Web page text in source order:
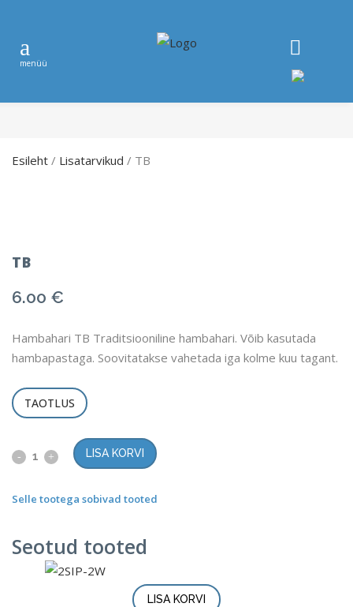
Esileht / Lisatarvikud / TB
TB
6.00 €
Hambahari TB Traditsiooniline hambahari. Võib kasutada
hambapastaga. Soovitatakse vahetada iga kolme kuu tagant.
TAOTLUS
LISA KORVI
Selle tootega sobivad tooted
Seotud tooted
LISA KORVI